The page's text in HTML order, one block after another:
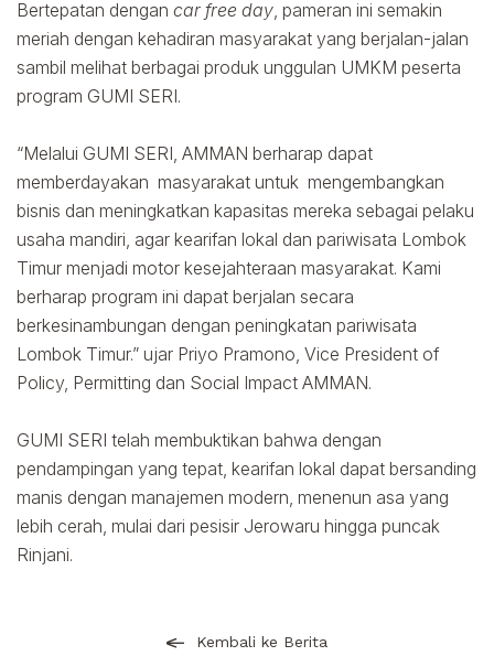
Bertepatan dengan car free day, pameran ini semakin
meriah dengan kehadiran masyarakat yang berjalan-jalan
sambil melihat berbagai produk unggulan UMKM peserta
program GUMI SERI.
“Melalui GUMI SERI, AMMAN berharap dapat
memberdayakan masyarakat untuk mengembangkan
bisnis dan meningkatkan kapasitas mereka sebagai pelaku
usaha mandiri, agar kearifan lokal dan pariwisata Lombok
Timur menjadi motor kesejahteraan masyarakat. Kami
berharap program ini dapat berjalan secara
berkesinambungan dengan peningkatan pariwisata
Lombok Timur.” ujar Priyo Pramono, Vice President of
Policy, Permitting dan Social Impact AMMAN.
GUMI SERI telah membuktikan bahwa dengan
pendampingan yang tepat, kearifan lokal dapat bersanding
manis dengan manajemen modern, menenun asa yang
lebih cerah, mulai dari pesisir Jerowaru hingga puncak
Rinjani.
Kembali ke Berita